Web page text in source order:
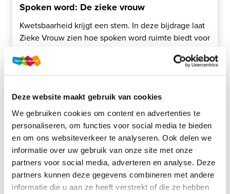
Deze website maakt gebruik van cookies
We gebruiken cookies om content en advertenties te
personaliseren, om functies voor social media te bieden
en om ons websiteverkeer te analyseren. Ook delen we
informatie over uw gebruik van onze site met onze
partners voor social media, adverteren en analyse. Deze
partners kunnen deze gegevens combineren met andere
informatie die u aan ze heeft verstrekt of die ze hebben
Spoken word: De zieke vrouw
Kwetsbaarheid krijgt een stem. In deze bijdrage laat
Zieke Vrouw zien hoe spoken word ruimte biedt voor
gevoel en ervaring.
Artikelen